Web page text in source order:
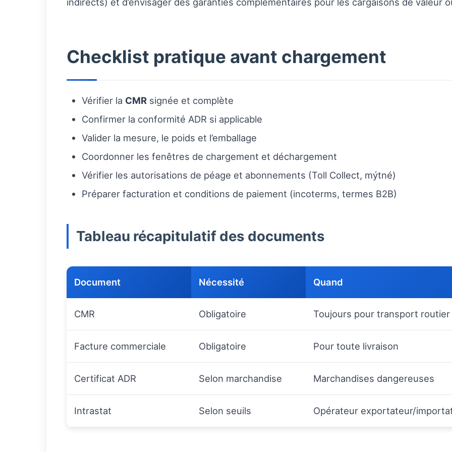
Checklist pratique avant chargement
Vérifier la CMR signée et complète
Confirmer la conformité ADR si applicable
Valider la mesure, le poids et l’emballage
Coordonner les fenêtres de chargement et déchargement
Vérifier les autorisations de péage et abonnements (Toll Collect, mýtné)
Préparer facturation et conditions de paiement (incoterms, termes B2B)
Tableau récapitulatif des documents
Document Nécessité Quand
CMR Obligatoire Toujours pour transport
Facture commerciale Obligatoire Pour toute livraison
Certificat ADR Selon marchandise Marchandises dangereuses
Intrastat Selon seuils Opérateur exportateur/